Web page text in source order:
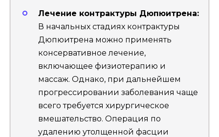
Лечение контрактуры Дюпюитрена:
В начальных стадиях контрактуры
Дюпюитрена можно применять
консервативное лечение,
включающее физиотерапию и
массаж. Однако, при дальнейшем
прогрессировании заболевания чаще
всего требуется хирургическое
вмешательство. Операция по
удалению утолщенной фасции